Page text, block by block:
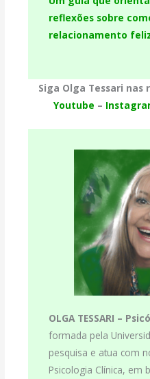
reflexões sobre
relacionamento
Siga Olga Tessari nas
Youtube –
OLGA TESSARI –
formada pela
pesquisa e atua com
Psicologia Clínica, em